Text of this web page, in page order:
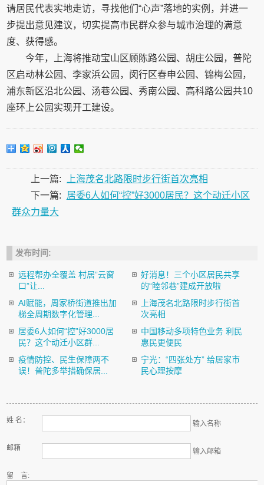
请居民代表实地走访，寻找他们“心声”落地的实例，并进一
步提出意见建议，切实提高市民群众参与城市治理的满意
度、获得感。
今年，上海将推动宝山区顾陈路公园、胡庄公园，普陀
区启动林公园、李家浜公园，闵行区春申公园、锦梅公园，
浦东新区沿北公园、汤巷公园、秀南公园、高科路公园共10
座环上公园实现开工建设。
上一篇:
上海茂名北路限时步行街首次亮相
下一篇:
居委6人如何“控”好3000居民？这个动迁小区
群众力量大
发布时间:
远程帮办全覆盖 村居”云窗
口”让...
好消息！三个小区居民共享
的“睦邻巷”建成开放啦
AI赋能，周家桥街道推出加
梯全周期数字化管理...
上海茂名北路限时步行街首
次亮相
居委6人如何“控”好3000居
民？这个动迁小区群...
中国移动多项特色业务 利民
惠民更便民
疫情防控、民生保障两不
误！普陀多举措确保居...
宁光：“四张处方” 给居家市
民心理按摩
姓 名： 输入名称
邮箱 输入邮箱
留 言: